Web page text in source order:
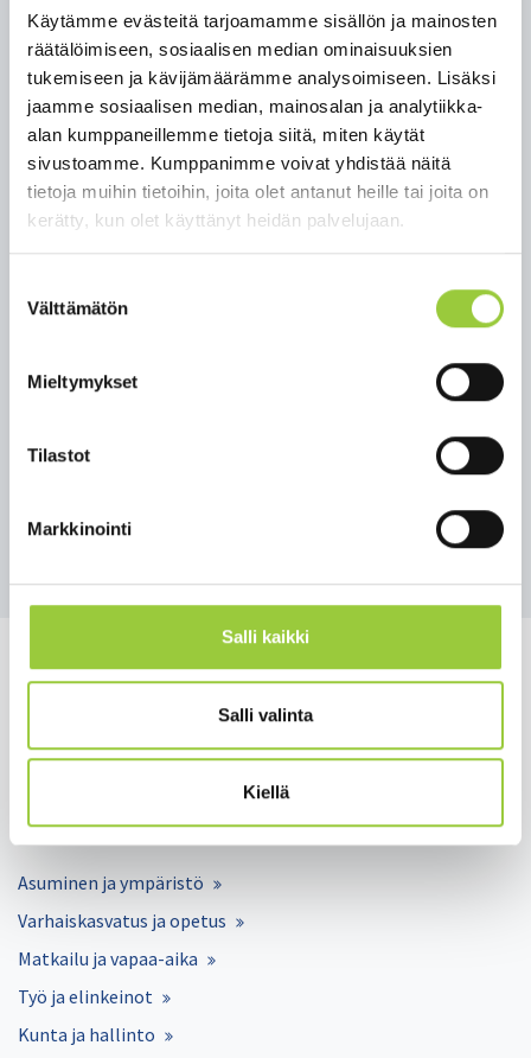
Käytämme evästeitä tarjoamamme sisällön ja mainosten
räätälöimiseen, sosiaalisen median ominaisuuksien
tukemiseen ja kävijämäärämme analysoimiseen. Lisäksi
jaamme sosiaalisen median, mainosalan ja analytiikka-
alan kumppaneillemme tietoja siitä, miten käytät
sivustoamme. Kumppanimme voivat yhdistää näitä
tietoja muihin tietoihin, joita olet antanut heille tai joita on
kerätty, kun olet käyttänyt heidän palvelujaan.
valinta
Välttämätön
Mieltymykset
Tilastot
Markkinointi
Salli kaikki
Salli valinta
Kiellä
verkkosivuilta.
Kainuussa uusia koronatartuntoja
Alkuviikolla Kainuussa on todettu 16 uutta
tartuntaa.
Kainuussa ovat voimassa edelleen varotoimia
koskevat suositukset. Erityisesti
rokottamattomien tai vielä vajaan rokotussarjan
saaneiden tulee noudattaa varovaisuutta.
Salmelankuja 1, 88300 Paltamo
paltamon.kunta(at)paltamo.fi
y-tunnus 0188808-0
Asuminen ja ympäristö
Varhaiskasvatus ja opetus
Matkailu ja vapaa-aika
Työ ja elinkeinot
Kunta ja hallinto